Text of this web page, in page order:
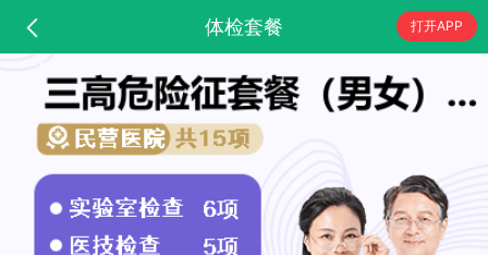
体检套餐 打开APP